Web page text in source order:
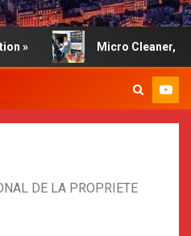
Micro Cleaner, report by
DE LA PROPRIETE